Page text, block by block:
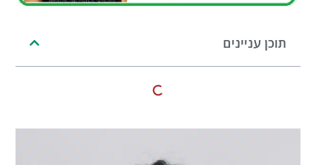
תוכן עניינים